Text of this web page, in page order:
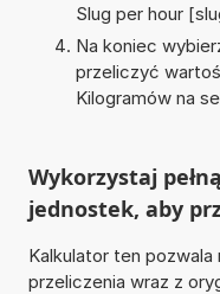
Slug per hour
Na koniec
przeliczyć
Kilogramów na
Wykorzystaj
jednostek, aby
Kalkulator ten
przeliczenia wraz z